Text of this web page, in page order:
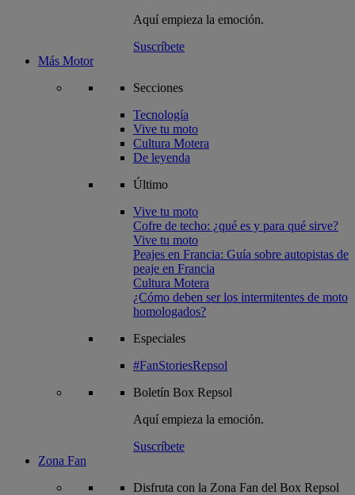
Aquí empieza la emoción.
Suscríbete
Más Motor
Secciones
Tecnología
Vive tu moto
Cultura Motera
De leyenda
Último
Vive tu moto
Cofre de techo: ¿qué es y para qué sirve?
Vive tu moto
Peajes en Francia: Guía sobre autopistas de
peaje en Francia
Cultura Motera
¿Cómo deben ser los intermitentes de moto
homologados?
Especiales
#FanStoriesRepsol
Boletín Box Repsol
Aquí empieza la emoción.
Suscríbete
Zona Fan
Disfruta con la Zona Fan del Box Repsol